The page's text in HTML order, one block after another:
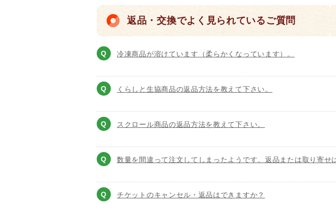
返品・交換でよく見られているご質問
冷凍商品が溶けています（柔らかくなっています）。
くらしと生協商品の返品方法を教えて下さい。
スクロール商品の返品方法を教えて下さい。
数量を間違って注文してしまったようです。返品または取り寄せ
チケットのキャンセル・返品はできますか？